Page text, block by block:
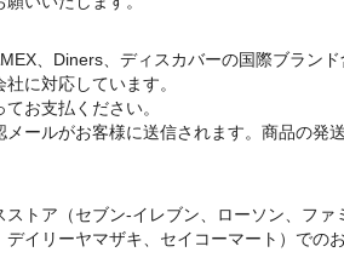
、Diners、ディスカバーの国際ブランド
に対応しています。
お支払ください。
ールがお客様に送信されます。商品の発
トア（セブン-イレブン、ローソン、ファ
イリーヤマザキ、セイコーマート）での